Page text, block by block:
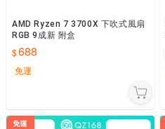
AMD Ryzen 7 3700X 下吹式風扇
RGB 9成新 附盒
688
免運